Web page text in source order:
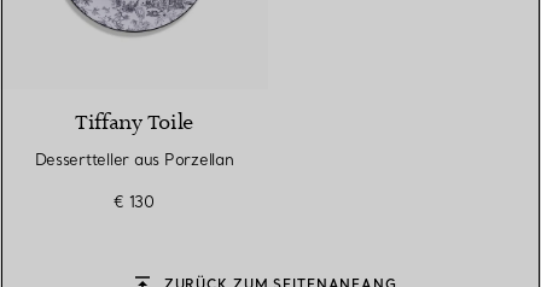
Tiffany Toile
Dessertteller aus Porzellan
€ 130